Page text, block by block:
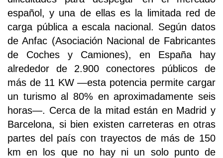
español, y una de ellas es la limitada red de
carga pública a escala nacional. Según datos
de Anfac (Asociación Nacional de Fabricantes
de Coches y Camiones), en España hay
alrededor de 2.900 conectores públicos de
más de 11 KW —esta potencia permite cargar
un turismo al 80% en aproximadamente seis
horas—. Cerca de la mitad están en Madrid y
Barcelona, si bien existen carreteras en otras
partes del país con trayectos de más de 150
km en los que no hay ni un solo punto de